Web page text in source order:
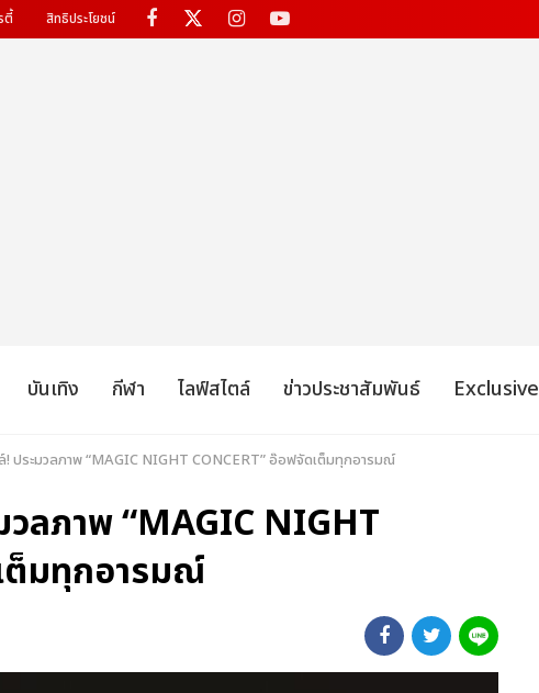
ตี้ สิทธิประโยชน์
บันเทิง กีฬา ไลฟ์สไตล์ ข่าวประชาสัมพันธ์ Exclusive
! ประมวลภาพ “MAGIC NIGHT CONCERT” อ๊อฟจัดเต็มทุกอารมณ์
ลภาพ “MAGIC NIGHT
ต็มทุกอารมณ์